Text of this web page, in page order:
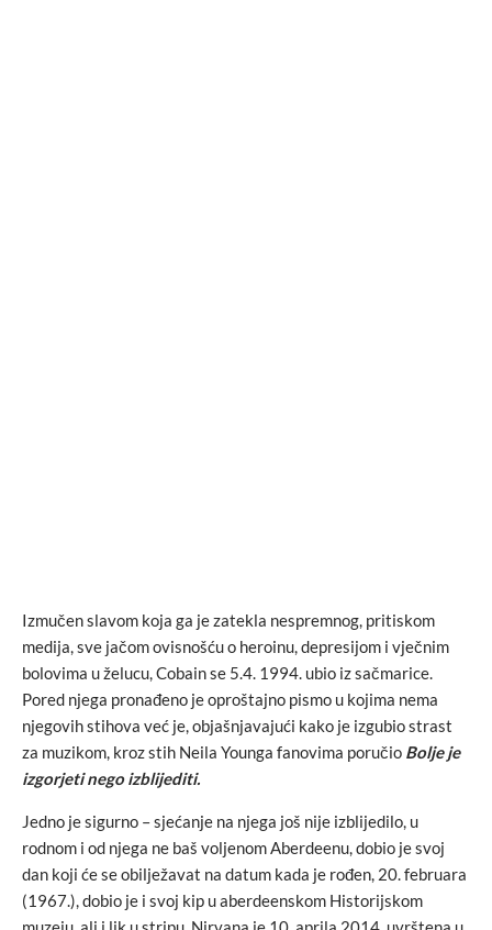
Izmučen slavom koja ga je zatekla nespremnog, pritiskom
medija, sve jačom ovisnošću o heroinu, depresijom i vječnim
bolovima u želucu, Cobain se 5.4. 1994. ubio iz sačmarice.
Pored njega pronađeno je oproštajno pismo u kojima nema
njegovih stihova već je, objašnjavajući kako je izgubio strast
za muzikom, kroz stih Neila Younga fanovima poručio Bolje je
izgorjeti nego izblijediti.
Jedno je sigurno – sjećanje na njega još nije izblijedilo, u
rodnom i od njega ne baš voljenom Aberdeenu, dobio je svoj
dan koji će se obilježavat na datum kada je rođen, 20. februara
(1967.), dobio je i svoj kip u aberdeenskom Historijskom